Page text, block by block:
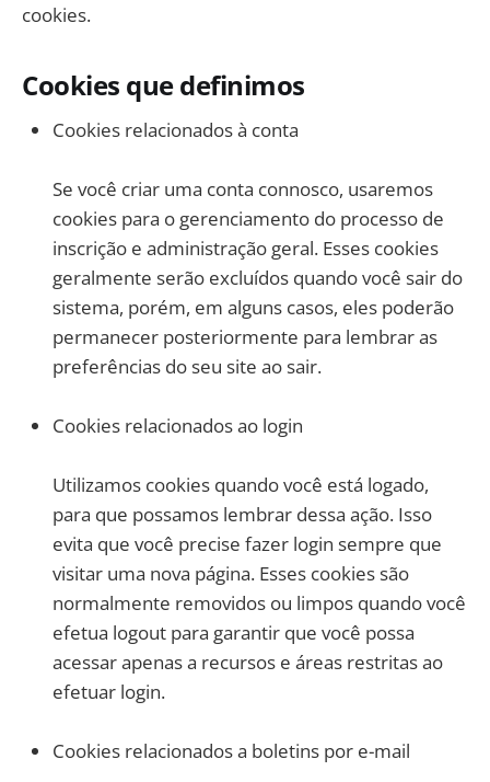
cookies.
Cookies que definimos
Cookies relacionados à conta
Se você criar uma conta connosco, usaremos
cookies para o gerenciamento do processo de
inscrição e administração geral. Esses cookies
geralmente serão excluídos quando você sair do
sistema, porém, em alguns casos, eles poderão
permanecer posteriormente para lembrar as
preferências do seu site ao sair.
Cookies relacionados ao login
Utilizamos cookies quando você está logado,
para que possamos lembrar dessa ação. Isso
evita que você precise fazer login sempre que
visitar uma nova página. Esses cookies são
normalmente removidos ou limpos quando você
efetua logout para garantir que você possa
acessar apenas a recursos e áreas restritas ao
efetuar login.
Cookies relacionados a boletins por e-mail